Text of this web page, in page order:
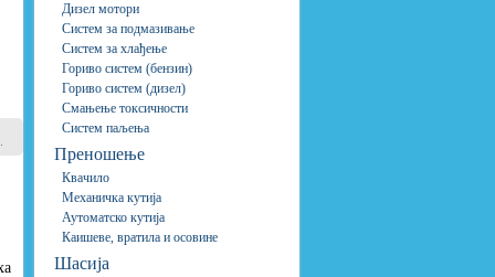
Дизел мотори
Систем за подмазивање
Систем за хлађење
Гориво систем (бензин)
Гориво систем (дизел)
Смањење токсичности
Систем паљења
Преношење
Квачило
Механичка кутија
Аутоматско кутија
Каишеве, вратила и осовине
Шасија